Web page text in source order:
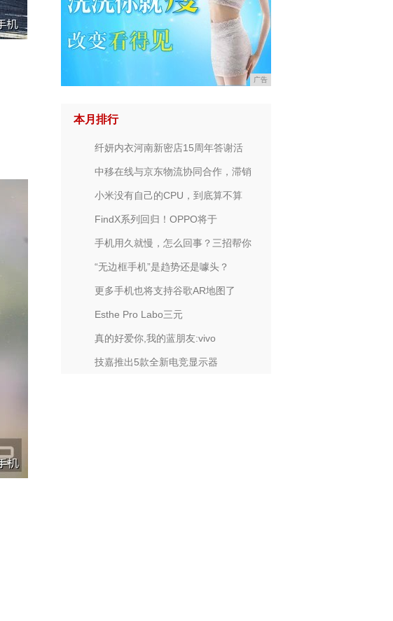
广告
本月排行
纤妍内衣河南新密店15周年答谢活
中移在线与京东物流协同合作，滞销
小米没有自己的CPU，到底算不算
FindX系列回归！OPPO将于
手机用久就慢，怎么回事？三招帮你
“无边框手机”是趋势还是噱头？
更多手机也将支持谷歌AR地图了
Esthe Pro Labo三元
真的好爱你,我的蓝朋友:vivo
技嘉推出5款全新电竞显示器